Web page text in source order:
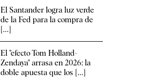
El Santander logra luz verde
de la Fed para la compra de
[...]
El "efecto Tom Holland-
Zendaya" arrasa en 2026: la
doble apuesta que los [...]